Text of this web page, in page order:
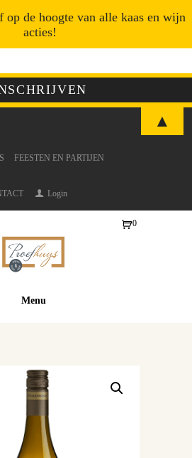
FEESTEN EN PARTIJEN
Login
Menu
0
op de hoogte van alle kaas en wijn
acties!
▲